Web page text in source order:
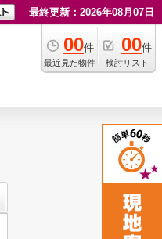
最終更新：2026年08月07日
00件
最近見た物件
00件
検討リスト